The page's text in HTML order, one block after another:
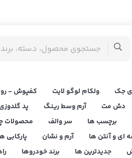
جک ولکام لوگو لایت کفپوش -
دش مت آرم وسط رینگ پد
برچسب ها سر والف محصولات
ای و آنتن ها آرم و نشان پارکابی
جدیدترین ها برند خودروها